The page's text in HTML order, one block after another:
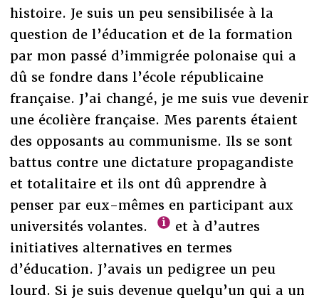
histoire. Je suis un peu sensibilisée à la
question de l’éducation et de la formation
par mon passé d’immigrée polonaise qui a
dû se fondre dans l’école républicaine
française. J’ai changé, je me suis vue devenir
une écolière française. Mes parents étaient
des opposants au communisme. Ils se sont
battus contre une dictature propagandiste
et totalitaire et ils ont dû apprendre à
penser par eux-mêmes en participant aux
universités volantes.
et à d’autres
initiatives alternatives en termes
d’éducation. J’avais un pedigree un peu
lourd. Si je suis devenue quelqu’un qui a un